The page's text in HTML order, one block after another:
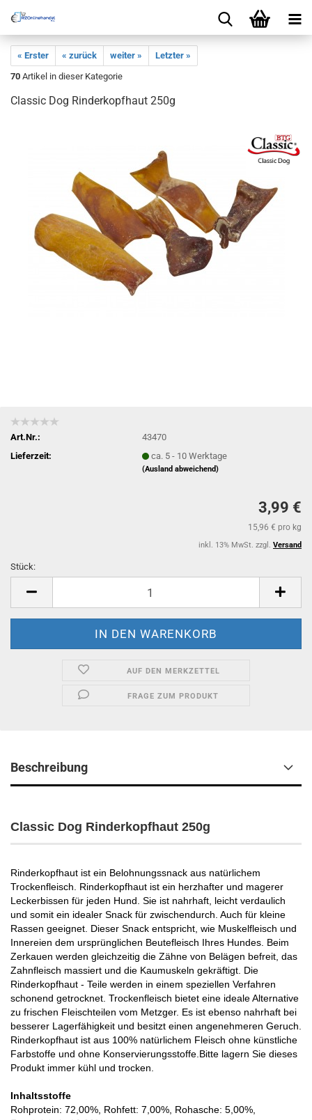
« Erster « zurück weiter »
Letzter »
70 Artikel in dieser Kategorie
Classic Dog Rinderkopfhaut 250g
Art.Nr.:
43470
Lieferzeit:
ca. 5 - 10 Werktage
(Ausland abweichend)
3,99 €
15,96 € pro kg
inkl. 13% MwSt. zzgl. Versand
Stück:
AUF DEN MERKZETTEL
FRAGE ZUM PRODUKT
Beschreibung
Classic Dog Rinderkopfhaut 250g
Rinderkopfhaut ist ein Belohnungssnack aus natürlichem
Trockenfleisch. Rinderkopfhaut ist ein herzhafter und magerer
Leckerbissen für jeden Hund. Sie ist nahrhaft, leicht verdaulich
und somit ein idealer Snack für zwischendurch. Auch für kleine
Rassen geeignet. Dieser Snack entspricht, wie Muskelfleisch und
Innereien dem ursprünglichen Beutefleisch Ihres Hundes. Beim
Zerkauen werden gleichzeitig die Zähne von Belägen befreit, das
Zahnfleisch massiert und die Kaumuskeln gekräftigt. Die
Rinderkopfhaut - Teile werden in einem speziellen Verfahren
schonend getrocknet. Trockenfleisch bietet eine ideale Alternative
zu frischen Fleischteilen vom Metzger. Es ist ebenso nahrhaft bei
besserer Lagerfähigkeit und besitzt einen angenehmeren Geruch.
Rinderkopfhaut ist aus 100% natürlichem Fleisch ohne künstliche
Farbstoffe und ohne Konservierungsstoffe.Bitte lagern Sie dieses
Produkt immer kühl und trocken.
Inhaltsstoffe
Rohprotein: 72,00%, Rohfett: 7,00%, Rohasche: 5,00%,